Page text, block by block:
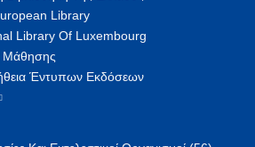
Library
Library Of Luxembourg
Μάθησης
Έντυπων Εκδόσεων